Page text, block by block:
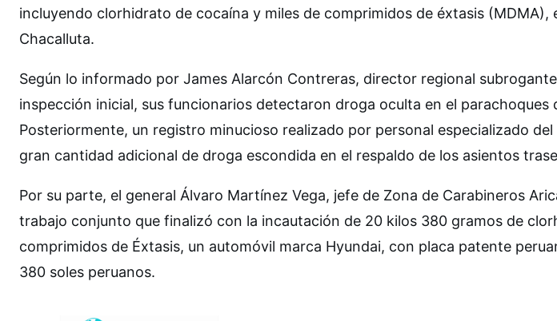
incluyendo clorhidrato de cocaína y miles de comprimidos de éxtasis
Chacalluta.
Según lo informado por James Alarcón Contreras, director regional
inspección inicial, sus funcionarios detectaron droga oculta en el parachoques
Posteriormente, un registro minucioso realizado por personal especializado
gran cantidad adicional de droga escondida en el respaldo de los asientos
Por su parte, el general Álvaro Martínez Vega, jefe de Zona de Carabineros
trabajo conjunto que finalizó con la incautación de 20 kilos 380 gramos de
comprimidos de Éxtasis, un automóvil marca Hyundai, con placa patente
380 soles peruanos.